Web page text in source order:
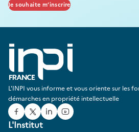
Je souhaite m’inscrire
L'INPI vous informe et vous oriente sur les
démarches en propriété intellectuelle
Facebook
TwitterLinked In
Youtube
L'Institut